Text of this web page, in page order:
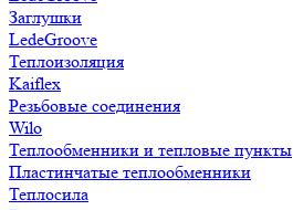
Заглушки
LedeGroove
Теплоизоляция
Kaiflex
Резьбовые соединения
Wilo
Теплообменники и тепловые пункты
Пластинчатые теплообменники
Теплосила